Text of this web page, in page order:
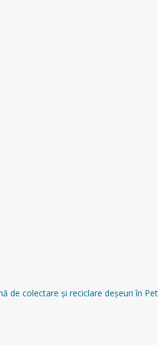
de colectare și reciclare deșeuri în